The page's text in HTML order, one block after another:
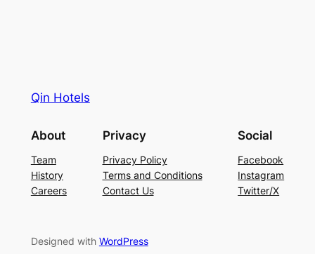
Qin Hotels
About
Team
History
Careers
Privacy
Privacy Policy
Terms and Conditions
Contact Us
Social
Facebook
Instagram
Twitter/X
Designed with WordPress